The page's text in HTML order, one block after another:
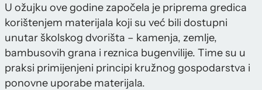
U ožujku ove godine započela je priprema gredica
korištenjem materijala koji su već bili dostupni
unutar školskog dvorišta – kamenja, zemlje,
bambusovih grana i reznica bugenvilije. Time su u
praksi primijenjeni principi kružnog gospodarstva i
ponovne uporabe materijala.